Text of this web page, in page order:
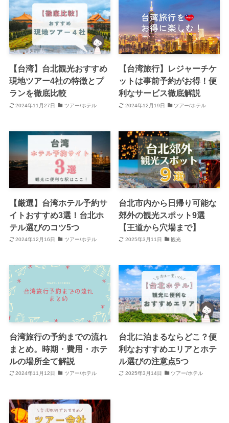
【台湾】台北観光おすすめ
現地ツアー4社の特徴とプ
ランを徹底比較
2024年11月27日 ツアー/ホテル
【台湾旅行】レジャーチケ
ットは事前予約がお得！便
利なサービス徹底解説
2024年12月19日 ツアー/ホテル
【厳選】台湾ホテル予約サ
イトおすすめ3選！台北ホ
テル選びのコツ5つ
2024年12月16日 ツアー/ホテル
台北市内から日帰り可能な
郊外の観光スポット9選
【王道から穴場まで】
2025年3月11日 観光
台湾旅行の予約までの流れ
まとめ。時期・費用・ホテ
ルの場所全て解説
2024年11月12日 ツアー/ホテル
台北に泊まるならどこ？便
利なおすすめエリアとホテ
ル選びの注意点5つ
2025年3月14日 ツアー/ホテル